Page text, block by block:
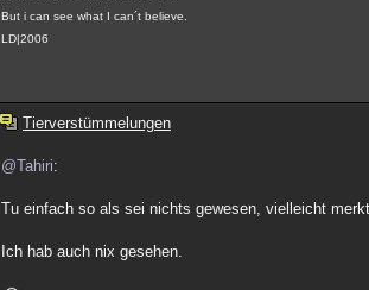
But i can see what I can´t believe.
LD|2006
Tierverstümmelungen
@Tahiri:
Tu einfach so als sei nichts gewesen, vielleicht
Ich hab auch nix gesehen.